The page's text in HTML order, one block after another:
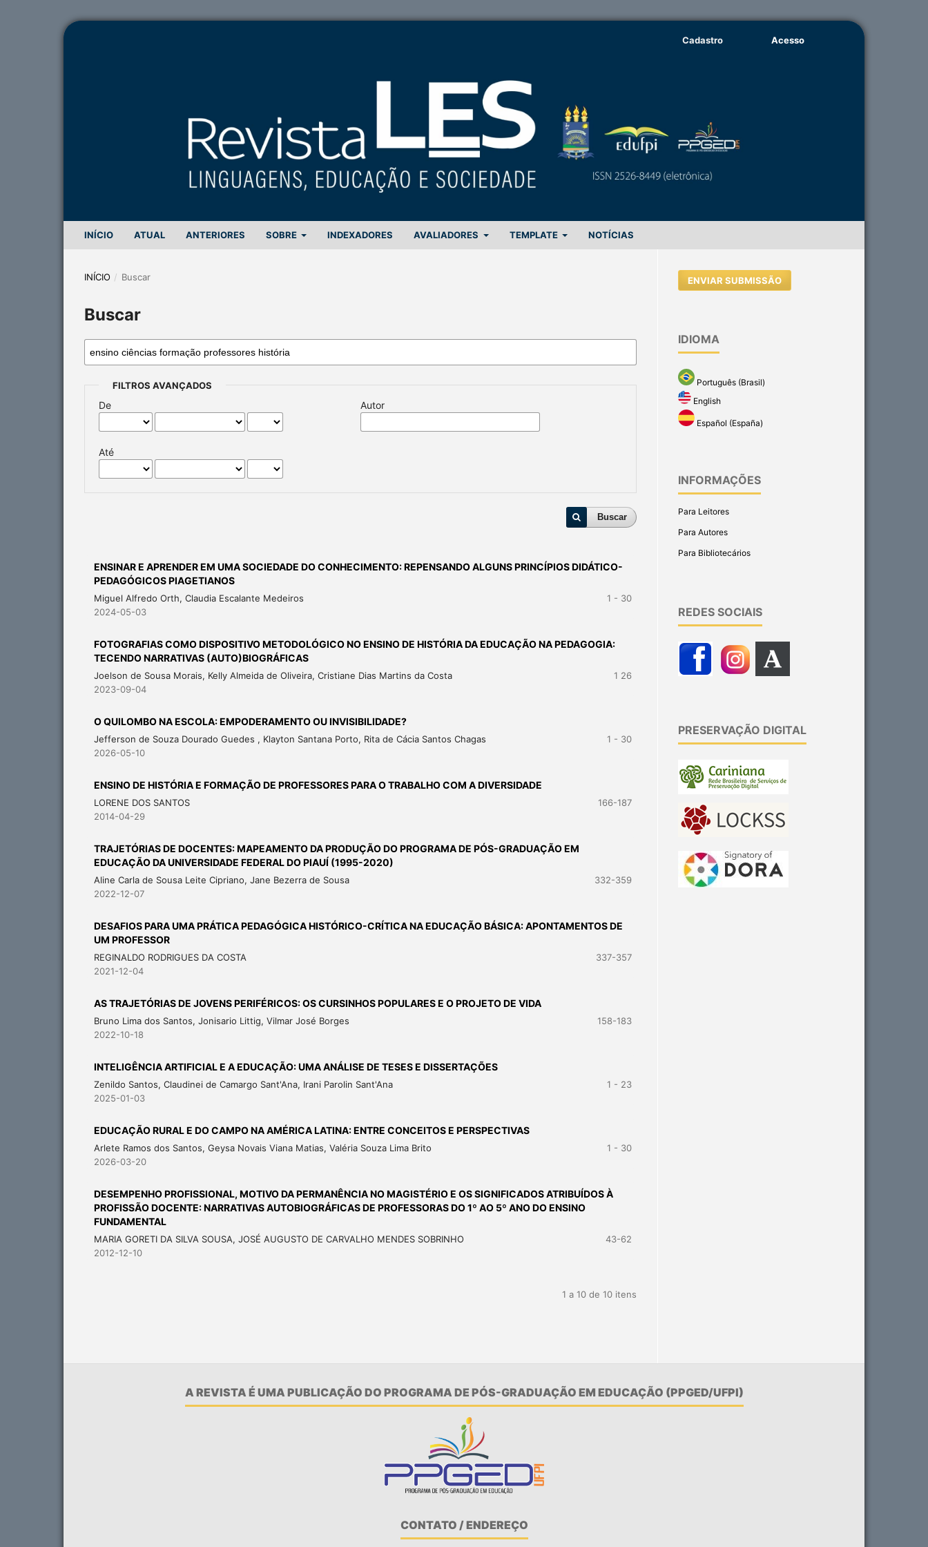
INÍCIO ATUAL ANTERIORES SOBRE INDEXADORES AVALIADORES TEMPLATE NOTÍCIAS
Cadastro Acesso
INÍCIO / Buscar
Buscar
FILTROS AVANÇADOS
De
Até
Autor
Buscar
ENSINAR E APRENDER EM UMA SOCIEDADE DO CONHECIMENTO: REPENSANDO ALGUNS PRINCÍPIOS DIDÁTICO-
PEDAGÓGICOS PIAGETIANOS
Miguel Alfredo Orth, Claudia Escalante Medeiros
1 - 30
2024-05-03
FOTOGRAFIAS COMO DISPOSITIVO METODOLÓGICO NO ENSINO DE HISTÓRIA DA EDUCAÇÃO NA PEDAGOGIA:
TECENDO NARRATIVAS (AUTO)BIOGRÁFICAS
Joelson de Sousa Morais, Kelly Almeida de Oliveira, Cristiane Dias Martins da Costa
1 26
2023-09-04
O QUILOMBO NA ESCOLA: EMPODERAMENTO OU INVISIBILIDADE?
Jefferson de Souza Dourado Guedes , Klayton Santana Porto, Rita de Cácia Santos Chagas
1 - 30
2026-05-10
ENSINO DE HISTÓRIA E FORMAÇÃO DE PROFESSORES PARA O TRABALHO COM A DIVERSIDADE
LORENE DOS SANTOS
166-187
2014-04-29
TRAJETÓRIAS DE DOCENTES: MAPEAMENTO DA PRODUÇÃO DO PROGRAMA DE PÓS-GRADUAÇÃO EM
EDUCAÇÃO DA UNIVERSIDADE FEDERAL DO PIAUÍ (1995-2020)
Aline Carla de Sousa Leite Cipriano, Jane Bezerra de Sousa
332-359
2022-12-07
DESAFIOS PARA UMA PRÁTICA PEDAGÓGICA HISTÓRICO-CRÍTICA NA EDUCAÇÃO BÁSICA: APONTAMENTOS DE
UM PROFESSOR
REGINALDO RODRIGUES DA COSTA
337-357
2021-12-04
AS TRAJETÓRIAS DE JOVENS PERIFÉRICOS: OS CURSINHOS POPULARES E O PROJETO DE VIDA
Bruno Lima dos Santos, Jonisario Littig, Vilmar José Borges
158-183
2022-10-18
INTELIGÊNCIA ARTIFICIAL E A EDUCAÇÃO: UMA ANÁLISE DE TESES E DISSERTAÇÕES
Zenildo Santos, Claudinei de Camargo Sant'Ana, Irani Parolin Sant'Ana
1 - 23
2025-01-03
EDUCAÇÃO RURAL E DO CAMPO NA AMÉRICA LATINA: ENTRE CONCEITOS E PERSPECTIVAS
Arlete Ramos dos Santos, Geysa Novais Viana Matias, Valéria Souza Lima Brito
1 - 30
2026-03-20
DESEMPENHO PROFISSIONAL, MOTIVO DA PERMANÊNCIA NO MAGISTÉRIO E OS SIGNIFICADOS ATRIBUÍDOS À
PROFISSÃO DOCENTE: NARRATIVAS AUTOBIOGRÁFICAS DE PROFESSORAS DO 1º AO 5º ANO DO ENSINO
FUNDAMENTAL
MARIA GORETI DA SILVA SOUSA, JOSÉ AUGUSTO DE CARVALHO MENDES SOBRINHO
43-62
2012-12-10
1 a 10 de 10 itens
ENVIAR SUBMISSÃO
IDIOMA
Português (Brasil)
English
Español (España)
INFORMAÇÕES
Para Leitores
Para Autores
Para Bibliotecários
REDES SOCIAIS
PRESERVAÇÃO DIGITAL
A REVISTA É UMA PUBLICAÇÃO DO PROGRAMA DE PÓS-GRADUAÇÃO EM EDUCAÇÃO (PPGED/UFPI)
CONTATO / ENDEREÇO